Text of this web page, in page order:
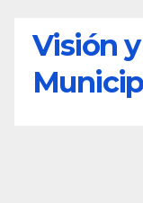
Visión